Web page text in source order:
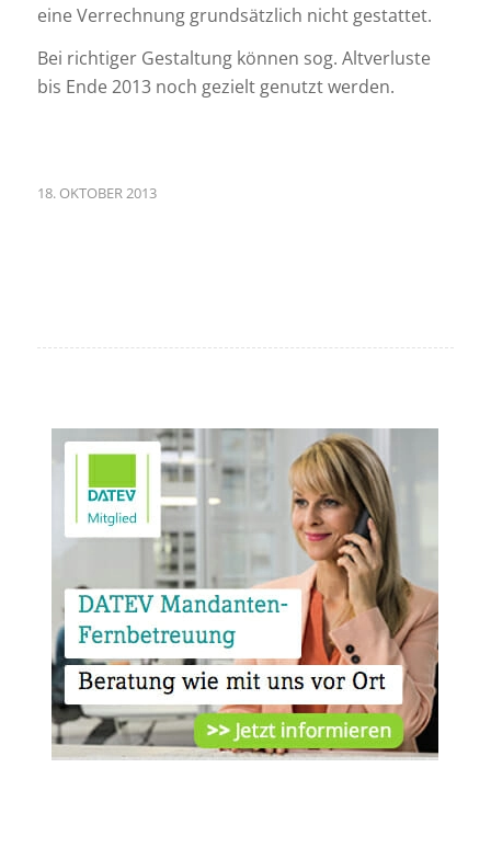
eine Verrechnung grundsätzlich nicht gestattet.
Bei richtiger Gestaltung können sog. Altverluste
bis Ende 2013 noch gezielt genutzt werden.
18. OKTOBER 2013